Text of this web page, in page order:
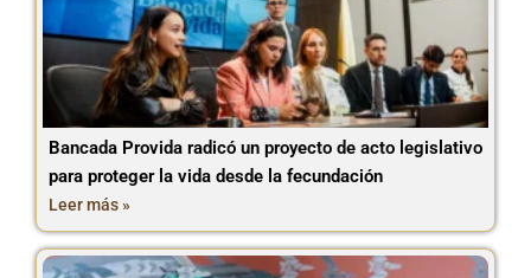
Bancada Provida radicó un proyecto de acto legislativo
para proteger la vida desde la fecundación
Leer más »